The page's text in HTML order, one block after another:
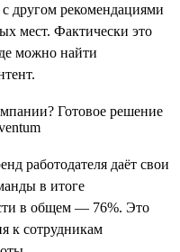
другом рекомендациями
мест. Фактически это
можно найти
работодателя даёт свои
в итоге
в общем — 76%. Это
к сотрудникам